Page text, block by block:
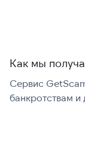
Как мы
Сервис
банкротствам и